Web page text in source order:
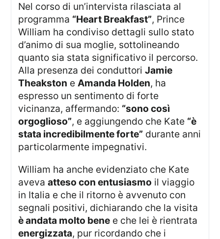
Nel corso di un’intervista rilasciata al
programma “Heart Breakfast”, Prince
William ha condiviso dettagli sullo stato
d’animo di sua moglie, sottolineando
quanto sia stata significativo il percorso.
Alla presenza dei conduttoriJamie
Theakston eAmanda Holden, ha
espresso un sentimento di forte
vicinanza, affermando: “sono così
orgoglioso”, e aggiungendo che Kate “è
stata incredibilmente forte” durante anni
particolarmente impegnativi.
William ha anche evidenziato che Kate
avevaatteso con entusiasmo il viaggio
in Italia e che il ritorno è avvenuto con
segnali positivi, dichiarando che la visita
è andata molto bene e che lei è rientrata
energizzata, pur ricordando che i